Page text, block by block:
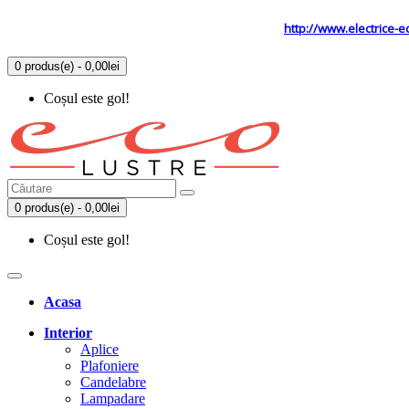
http://www.electrice-
0 produs(e) - 0,00lei
Coșul este gol!
0 produs(e) - 0,00lei
Coșul este gol!
Acasa
Interior
Aplice
Plafoniere
Candelabre
Lampadare